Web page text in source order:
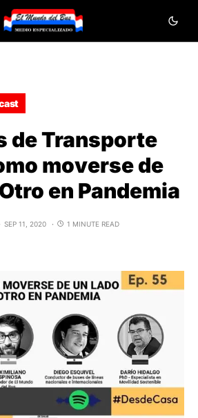
de Transporte
moverse de
en Pandemia
SEP 11, 2020
1 MINUTE READ